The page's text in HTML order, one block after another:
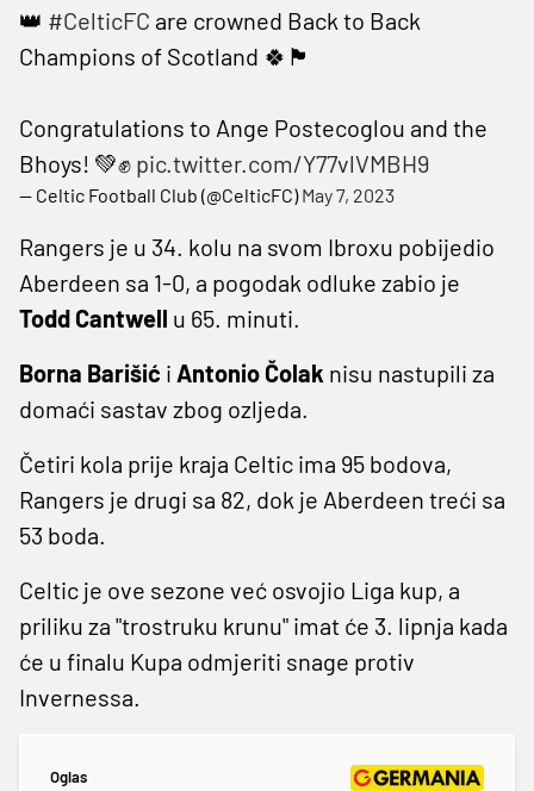
👑 #CelticFC are crowned Back to Back
Champions of Scotland 🍀🏴󠁧󠁢󠁳󠁣󠁴󠁿
Congratulations to Ange Postecoglou and the
Bhoys! 💚✊ pic.twitter.com/Y77vlVMBH9
— Celtic Football Club (@CelticFC)May 7, 2023
Rangers je u 34. kolu na svom Ibroxu pobijedio
Aberdeen sa 1-0, a pogodak odluke zabio je
Todd Cantwell u 65. minuti.
Borna Barišić i Antonio Čolak nisu nastupili za
domaći sastav zbog ozljeda.
Četiri kola prije kraja Celtic ima 95 bodova,
Rangers je drugi sa 82, dok je Aberdeen treći sa
53 boda.
Celtic je ove sezone već osvojio Liga kup, a
priliku za "trostruku krunu" imat će 3. lipnja kada
će u finalu Kupa odmjeriti snage protiv
Invernessa.
Oglas